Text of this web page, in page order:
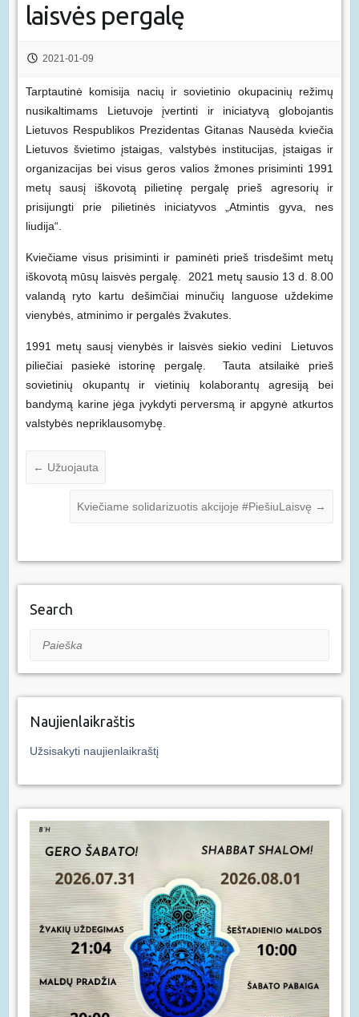
laisvės pergalę
2021-01-09
Tarptautinė komisija nacių ir sovietinio okupacinių režimų
nusikaltimams Lietuvoje įvertinti ir iniciatyvą globojantis
Lietuvos Respublikos Prezidentas Gitanas Nausėda kviečia
Lietuvos švietimo įstaigas, valstybės institucijas, įstaigas ir
organizacijas bei visus geros valios žmones prisiminti 1991
metų sausį iškovotą pilietinę pergalę prieš agresorių ir
prisijungti prie pilietinės iniciatyvos „Atmintis gyva, nes
liudija“.
Kviečiame visus prisiminti ir paminėti prieš trisdešimt metų
iškovotą mūsų laisvės pergalę. 2021 metų sausio 13 d. 8.00
valandą ryto kartu dešimčiai minučių languose uždekime
vienybės, atminimo ir pergalės žvakutes.
1991 metų sausį vienybės ir laisvės siekio vedini Lietuvos
piliečiai pasiekė istorinę pergalę. Tauta atsilaikė prieš
sovietinių okupantų ir vietinių kolaborantų agresiją bei
bandymą karine jėga įvykdyti perversmą ir apgynė atkurtos
valstybės nepriklausomybę.
← Užuojauta
Kviečiame solidarizuotis akcijoje #PiešiuLaisvę →
Search
Paieška
Naujienlaikraštis
Užsisakyti naujienlaikraštį